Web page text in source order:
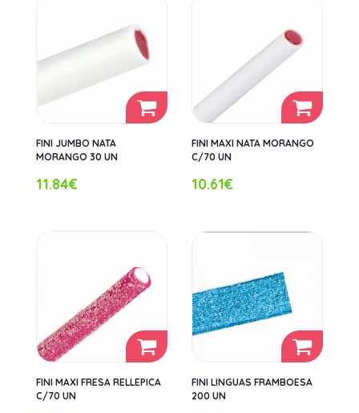
FINI JUMBO NATA
MORANGO 30 UN
11.84€
FINI MAXI NATA MORANGO
C/70 UN
10.61€
FINI MAXI FRESA RELLEPICA
C/70 UN
FINI LINGUAS FRAMBOESA
200 UN